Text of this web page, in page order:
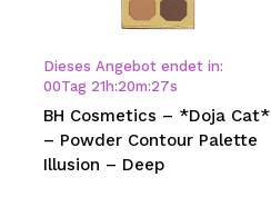
MAQUIFARMA
KOREA ZONE
TRAVEL SIZE
NATURE
Dieses Angebot endet in:
00Tag 21 h:20m:26s
BH Cosmetics – *Doja Cat*
– Powder Contour Palette
Illusion – Deep